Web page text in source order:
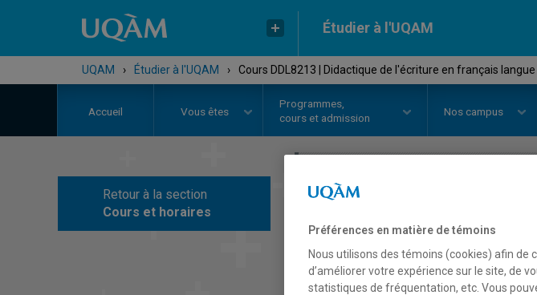
Étudier à l'UQAM
UQAM › Étudier à l'UQAM › Cours DDL8213 | Didactique de l'écriture en français
Accueil Vous êtes
Programmes,
cours et admission
Nos campus
Retour à la section
Cours et horaires
langue
Préférences en matière de témoins
Nous utilisons des témoins (cookies) afin
d’améliorer votre expérience sur le site, de
statistiques de fréquentation, etc. Vous